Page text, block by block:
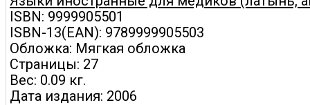
ISBN: 9999905501
ISBN-13(EAN): 9789999905503
Обложка: Мягкая обложка
Страницы: 27
Вес: 0.09 кг.
Дата издания: 2006